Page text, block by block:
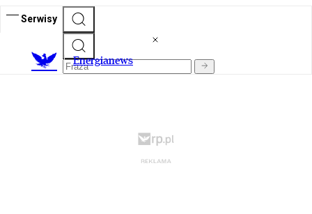
Serwisy
Energianews